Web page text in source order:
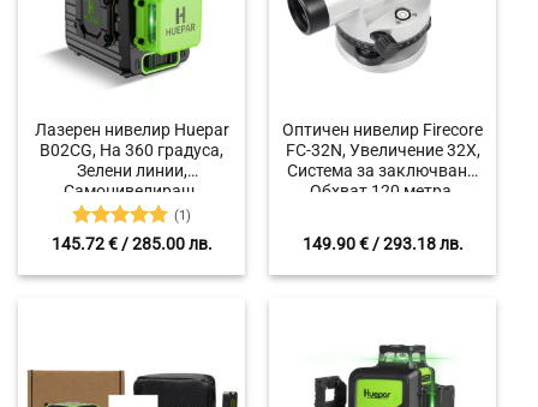
Лазерен нивелир Huepar
B02CG, На 360 градуса,
Зелени линии,
Самонивелиращ,
Магнитна стойка
Оценено с
(1)
145.72€/ 285.00 лв.
Оптичен нивелир Firecore
FC-32N, Увеличение 32X,
Система за заключване,
Обхват 120 метра,
149.90€/ 293.18 лв.